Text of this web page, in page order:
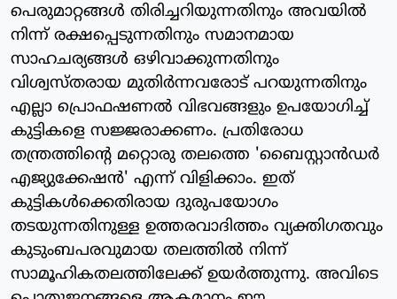
പെരുമാറ്റങ്ങള്‍ തിരിച്ചറിയുന്നതിനും അവയില്‍
നിന്ന് രക്ഷപ്പെടുന്നതിനും സമാനമായ
സാഹചര്യങ്ങള്‍ ഒഴിവാക്കുന്നതിനും
വിശ്വസ്തരായ മുതിര്‍ന്നവരോട് പറയുന്നതിനും
എല്ലാ പ്രൊഫഷണല്‍ വിഭവങ്ങളും ഉപയോഗിച്ച്
കുട്ടികളെ സജ്ജരാക്കണം. പ്രതിരോധ
തന്ത്രത്തിന്റെ മറ്റൊരു തലത്തെ 'ബൈസ്റ്റാന്‍ഡര്‍
എജ്യുക്കേഷന്‍' എന്ന് വിളിക്കാം. ഇത്
കുട്ടികള്‍ക്കെതിരായ ദുരുപയോഗം
തടയുന്നതിനുള്ള ഉത്തരവാദിത്തം വ്യക്തിഗതവും
കുടുംബപരവുമായ തലത്തില്‍ നിന്ന്
സാമൂഹികതലത്തിലേക്ക് ഉയര്‍ത്തുന്നു. അവിടെ